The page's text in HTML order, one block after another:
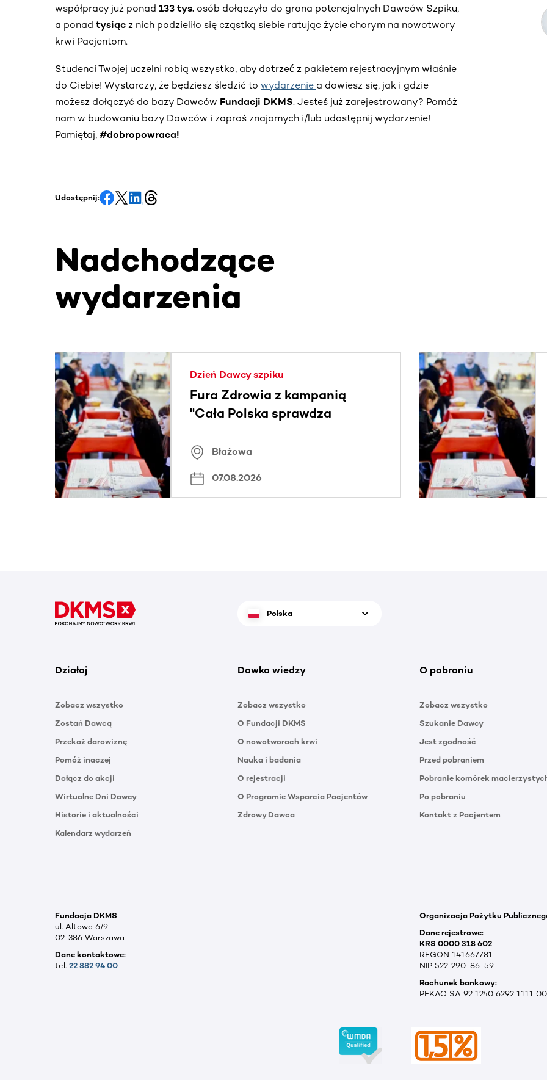
współpracy już ponad 133 tys. osób dołączyło do grona potencjalnych Dawców Szpiku,
a ponad tysiąc z nich podzieliło się cząstką siebie ratując życie chorym na nowotwory
krwi Pacjentom.
Studenci Twojej uczelni robią wszystko, aby dotrzeć́ z pakietem rejestracyjnym właśnie
do Ciebie! Wystarczy, że będziesz śledzić to wydarzenie a dowiesz się, jak i gdzie
możesz dołączyć do bazy Dawców Fundacji DKMS. Jesteś już zarejestrowany? Pomóż
nam w budowaniu bazy Dawców i zaproś znajomych i/lub udostępnij wydarzenie!
Pamiętaj, #dobropowraca!
Udostępnij:
Nadchodzące
wydarzenia
Ta sekcja zawiera treści przewijane w poziomie. Użyj klawisza Tab lub przesuń palcem, aby zobaczyć więcej.
Dzień Dawcy szpiku
Fura Zdrowia z kampanią
"Cała Polska sprawdza
Błażowa
07.08.2026
Polska
Działaj
Zobacz wszystko
Zostań Dawcą
Przekaż darowiznę
Pomóż inaczej
Dołącz do akcji
Wirtualne Dni Dawcy
Historie i aktualności
Kalendarz wydarzeń
Dawka wiedzy
Zobacz wszystko
O Fundacji DKMS
O nowotworach krwi
Nauka i badania
O rejestracji
O Programie Wsparcia Pacjentów
Zdrowy Dawca
O pobraniu
Zobacz wszystko
Szukanie Dawcy
Jest zgodność
Przed pobraniem
Pobranie komórek
Po pobraniu
Kontakt z Pacjentem
Fundacja DKMS
ul. Altowa 6/9
02-386 Warszawa
Dane kontaktowe:
tel. 22 882 94 00
Organizacja Pożytku
Dane rejestrowe:
KRS 0000 318 602
REGON 141667781
NIP 522-290-86-59
Rachunek bankowy:
PEKAO SA 92 1240 6292 1111